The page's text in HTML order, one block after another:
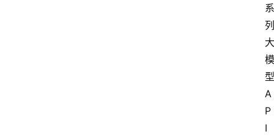
系
列
大
模
型
A
P
I